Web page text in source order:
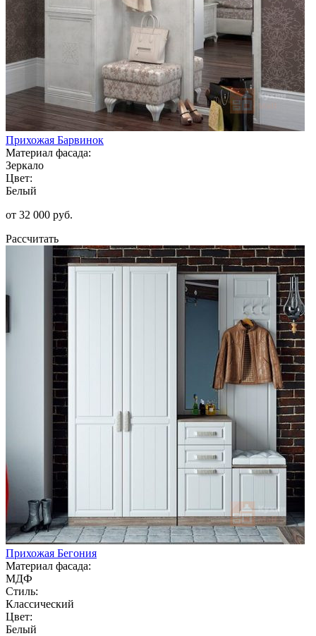
Прихожая Барвинок
Материал фасада:
Зеркало
Цвет:
Белый
от 32 000 руб.
Рассчитать
Прихожая Бегония
Материал фасада:
МДФ
Стиль:
Классический
Цвет:
Белый